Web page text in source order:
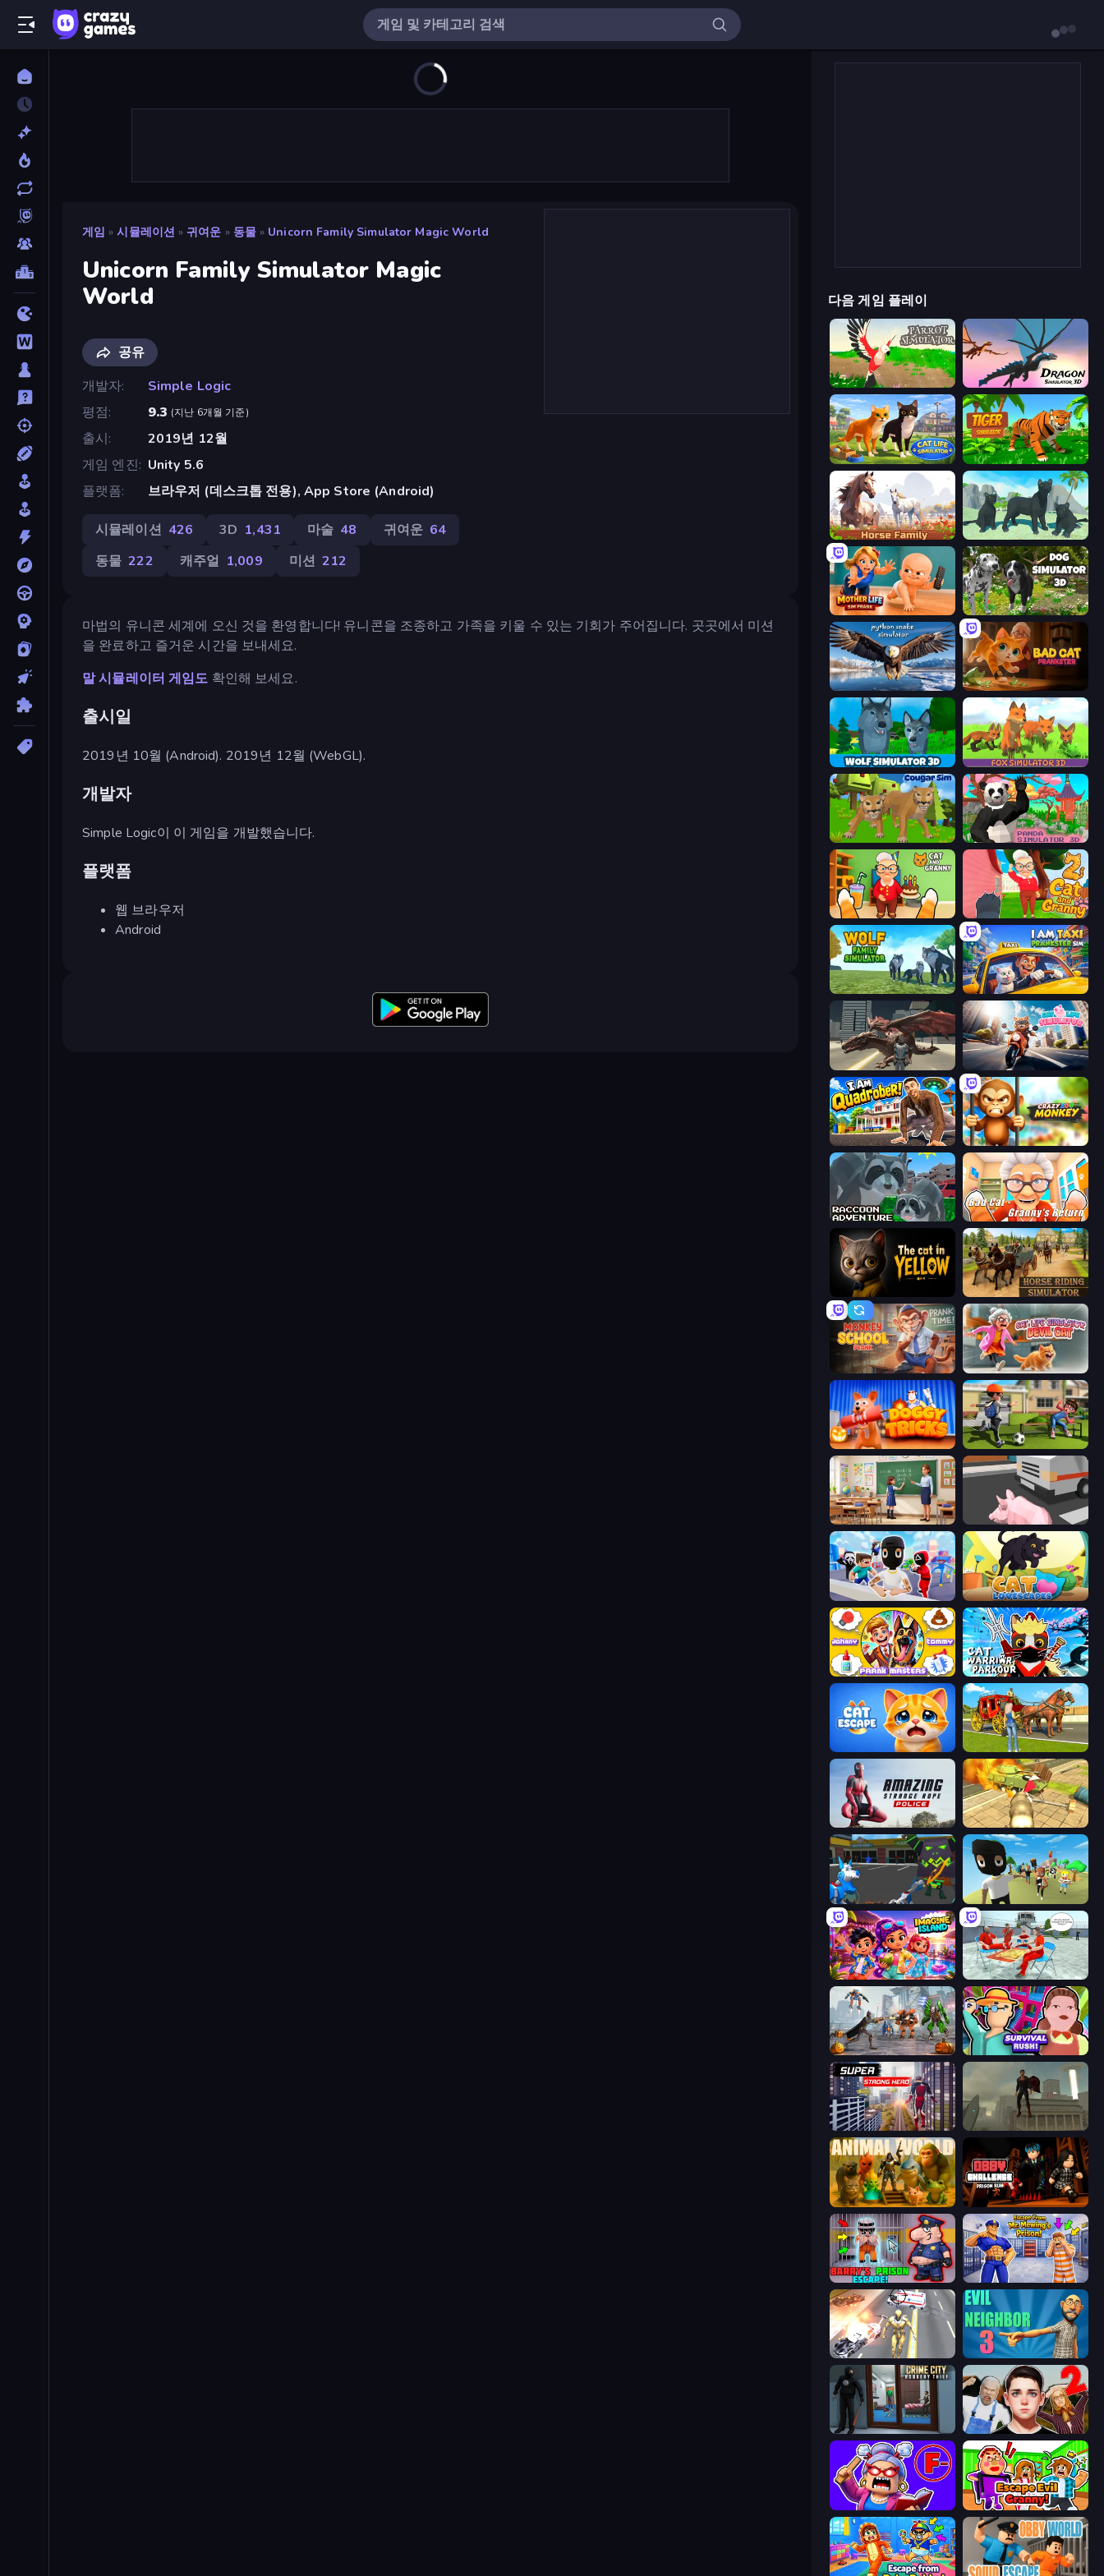
게임 » 시뮬레이션 » 귀여운 » 동물 » Unicorn Family Simulator Magic World
Unicorn Family Simulator Magic
World
공유
개발자
Simple Logic
평점
9.3 (지난 6개월 기준)
출시
2019년 12월
게임 엔진
Unity 5.6
플랫폼
브라우저 (데스크톱 전용), App Store (Android)
시뮬레이션 426 3D 1,431 마술 48 귀여운 64
동물 222 캐주얼 1,009 미션 212
마법의 유니콘 세계에 오신 것을 환영합니다! 유니콘을 조종하고 가족을 키울 수 있는 기회가 주어집니다. 곳곳에서 미션
을 완료하고 즐거운 시간을 보내세요.
말 시뮬레이터 게임도 확인해 보세요.
출시일
2019년 10월 (Android). 2019년 12월 (WebGL).
개발자
Simple Logic이 이 게임을 개발했습니다.
플랫폼
웹 브라우저
Android
다음 게임 플레이
Parrot Simulator Dragon Simulator 3D
Cat Life Simulator 3D Tiger Simulator 3D
Horse Simulator 3D Panther Family Simulator 3D
Mother Life Simulator: Prank Dog Simulator 3D
Python Snake Simulator Bad Cat Prankster
Wolf Simulator: Wild Animals 3D Fox Simulator 3D
Cougar Simulator: Big Cats Panda Simulator 3D
Cat and Granny Cat and Granny 2
Wolf Family Simulator I Am Taxi Prankster Sim
Dragon Vice City Cat Life Simulator
I Am Quadrober! Crazy Zoo Monkey
Raccoon Adventure: City Simulator 3D Bad Cat - Granny's Return
The Cat in Yellow Horse Riding Simulator
Monkey School Prank Cat Life Simulator: Devil Cat
Doggy Tricks The Prank King
High School Teacher Simulator Crazy Pig Simulator
Cat Lovescapes
Johnny n Tommy - Prank Masters Cat Warrior Parkour
Horse Cart Transport Taxi Game
Amazing Strange Rope Police Wild Animal Zoo City Simulator
Robot Dog City Simulator
Imagine Island Alcatraz Prison Escape Plan
Flying Bat Robot Car Transform Game Survival Rush!
Super Strong Hero The Superman - Theme is Aliens
Animal World Obby Challenge: Prison Run
Barry's Prison Escape! Escape From Mr.Meawing's Prison!
Evil Neighbor 3
Crime City Robbery Thief Games Schoolboy Escape 2
Escape Evil Granny!